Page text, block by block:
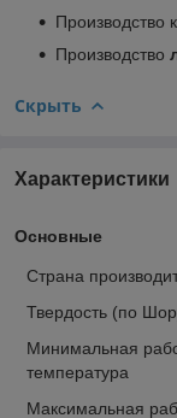
Производство
Производство
Скрыть
Характеристики
Основные
Страна
Твердость (по
Минимальная
температура
Максимальная